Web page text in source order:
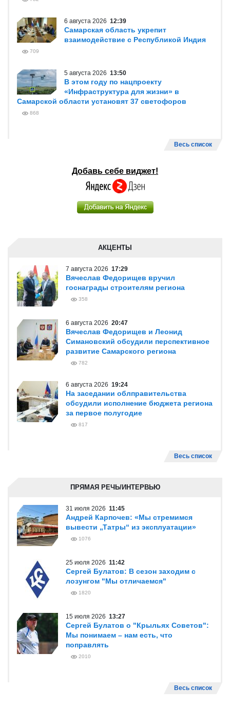
6 августа 2026 12:39
Самарская область укрепит
взаимодействие с Республикой Индия
709
5 августа 2026 13:50
В этом году по нацпроекту
«Инфраструктура для жизни» в
Самарской области установят 37 светофоров
868
Весь список
Добавь себе виджет!
АКЦЕНТЫ
7 августа 2026 17:29
Вячеслав Федорищев вручил
госнаграды строителям региона
358
6 августа 2026 20:47
Вячеслав Федорищев и Леонид
Симановский обсудили перспективное
развитие Самарского региона
782
6 августа 2026 19:24
На заседании облправительства
обсудили исполнение бюджета региона
за первое полугодие
817
Весь список
ПРЯМАЯ РЕЧЬ/ИНТЕРВЬЮ
31 июля 2026 11:45
Андрей Карпочев: «Мы стремимся
вывести „Татры“ из эксплуатации»
1076
25 июля 2026 11:42
Сергей Булатов: В сезон заходим с
лозунгом "Мы отличаемся"
1820
15 июля 2026 13:27
Сергей Булатов о "Крыльях Советов":
Мы понимаем – нам есть, что
поправлять
2010
Весь список